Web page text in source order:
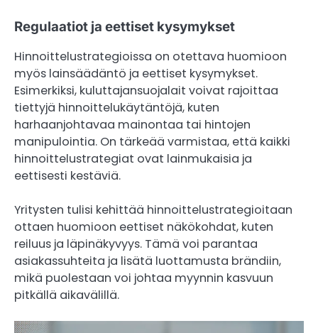
Regulaatiot ja eettiset kysymykset
Hinnoittelustrategioissa on otettava huomioon
myös lainsäädäntö ja eettiset kysymykset.
Esimerkiksi, kuluttajansuojalait voivat rajoittaa
tiettyjä hinnoittelukäytäntöjä, kuten
harhaanjohtavaa mainontaa tai hintojen
manipulointia. On tärkeää varmistaa, että kaikki
hinnoittelustrategiat ovat lainmukaisia ja
eettisesti kestäviä.
Yritysten tulisi kehittää hinnoittelustrategioitaan
ottaen huomioon eettiset näkökohdat, kuten
reiluus ja läpinäkyvyys. Tämä voi parantaa
asiakassuhteita ja lisätä luottamusta brändiin,
mikä puolestaan voi johtaa myynnin kasvuun
pitkällä aikavälillä.